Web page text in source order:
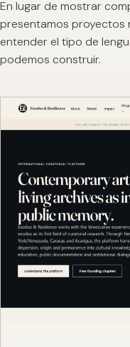
En lugar de mostrar
presentamos proyectos
entender el tipo de
podemos construir.